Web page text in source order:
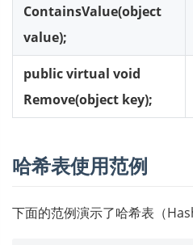
ContainsValue(object
value);
public virtual void
Remove(object key);
哈希表使用范例
下面的范例演示了哈希表（